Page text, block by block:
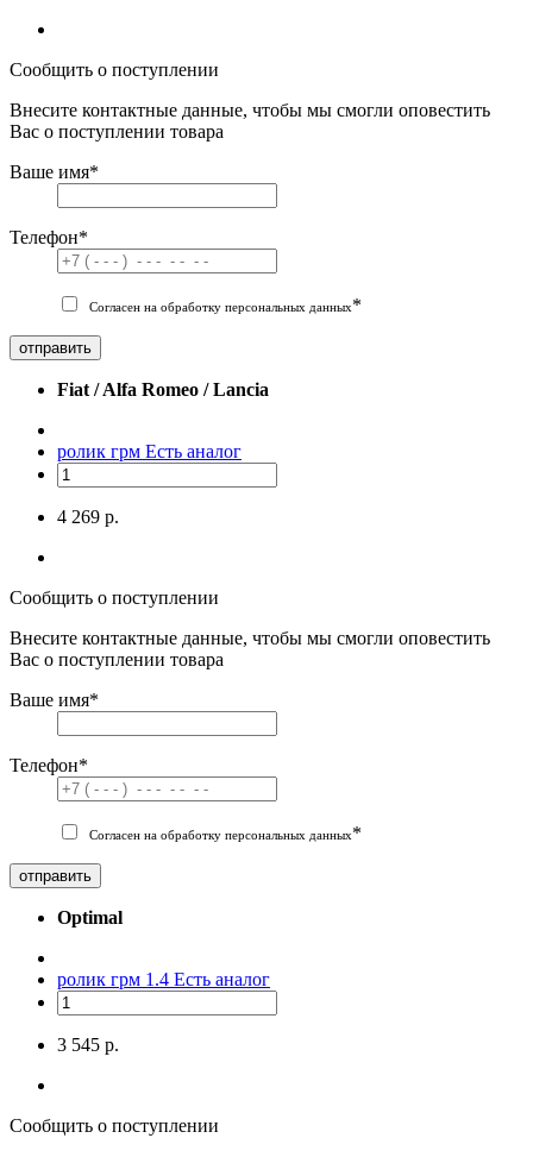
Сообщить о поступлении
Внесите контактные данные, чтобы мы смогли оповестить
Вас о поступлении товара
Ваше имя*
Телефон*
Согласен на обработку персональных данных*
отправить
Fiat / Alfa Romeo / Lancia
ролик грм Есть аналог
4 269 р.
Сообщить о поступлении
Внесите контактные данные, чтобы мы смогли оповестить
Вас о поступлении товара
Ваше имя*
Телефон*
Согласен на обработку персональных данных*
отправить
Optimal
ролик грм 1.4 Есть аналог
3 545 р.
Сообщить о поступлении